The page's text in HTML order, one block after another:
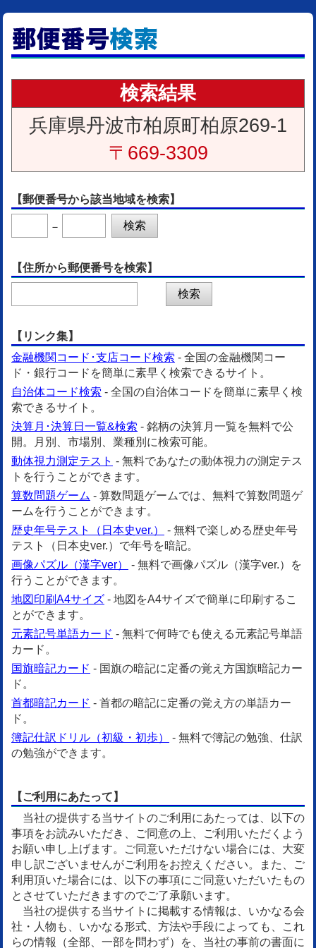
検索結果
兵庫県丹波市柏原町柏原269-1
〒669-3309
【郵便番号から該当地域を検索】
－
【住所から郵便番号を検索】
【リンク集】
金融機関コード･支店コード検索 - 全国の金融機関コー
ド・銀行コードを簡単に素早く検索できるサイト。
自治体コード検索 - 全国の自治体コードを簡単に素早く検
索できるサイト。
決算月･決算日一覧&検索 - 銘柄の決算月一覧を無料で公
開。月別、市場別、業種別に検索可能。
動体視力測定テスト - 無料であなたの動体視力の測定テス
トを行うことができます。
算数問題ゲーム - 算数問題ゲームでは、無料で算数問題ゲ
ームを行うことができます。
歴史年号テスト（日本史ver.）
- 無料で楽しめる歴史年号
テスト（日本史ver.）で年号を暗記。
画像パズル（漢字ver）
- 無料で画像パズル（漢字ver.）を
行うことができます。
地図印刷A4サイズ - 地図をA4サイズで簡単に印刷するこ
とができます。
元素記号単語カード - 無料で何時でも使える元素記号単語
カード。
国旗暗記カード - 国旗の暗記に定番の覚え方国旗暗記カー
ド。
首都暗記カード - 首都の暗記に定番の覚え方の単語カー
ド。
簿記仕訳ドリル（初級・初歩）
- 無料で簿記の勉強、仕訳
の勉強ができます。
【ご利用にあたって】
当社の提供する当サイトのご利用にあたっては、以下の
事項をお読みいただき、ご同意の上、ご利用いただくよう
お願い申し上げます。ご同意いただけない場合には、大変
申し訳ございませんがご利用をお控えください。また、ご
利用頂いた場合には、以下の事項にご同意いただいたもの
とさせていただきますのでご了承願います。
当社の提供する当サイトに掲載する情報は、いかなる会
社・人物も、いかなる形式、方法や手段によっても、これ
らの情報（全部、一部を問わず）を、当社の事前の書面に